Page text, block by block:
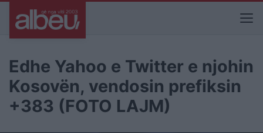
Edhe Yahoo e Twitter e njohin
Kosovën, vendosin prefiksin
+383 (FOTO LAJM)